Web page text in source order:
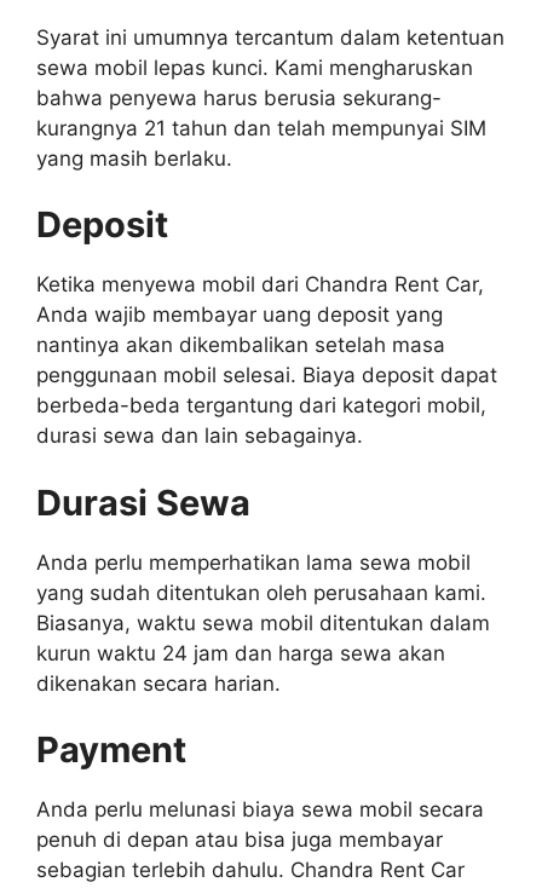
Syarat ini umumnya tercantum dalam ketentuan
sewa mobil lepas kunci. Kami mengharuskan
bahwa penyewa harus berusia sekurang-
kurangnya 21 tahun dan telah mempunyai SIM
yang masih berlaku.
Deposit
Ketika menyewa mobil dari Chandra Rent Car,
Anda wajib membayar uang deposit yang
nantinya akan dikembalikan setelah masa
penggunaan mobil selesai. Biaya deposit dapat
berbeda-beda tergantung dari kategori mobil,
durasi sewa dan lain sebagainya.
Durasi Sewa
Anda perlu memperhatikan lama sewa mobil
yang sudah ditentukan oleh perusahaan kami.
Biasanya, waktu sewa mobil ditentukan dalam
kurun waktu 24 jam dan harga sewa akan
dikenakan secara harian.
Payment
Anda perlu melunasi biaya sewa mobil secara
penuh di depan atau bisa juga membayar
sebagian terlebih dahulu. Chandra Rent Car